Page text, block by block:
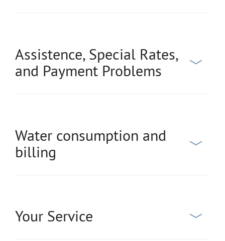
Assistence, Special Rates,
and Payment Problems
Water consumption and
billing
Your Service